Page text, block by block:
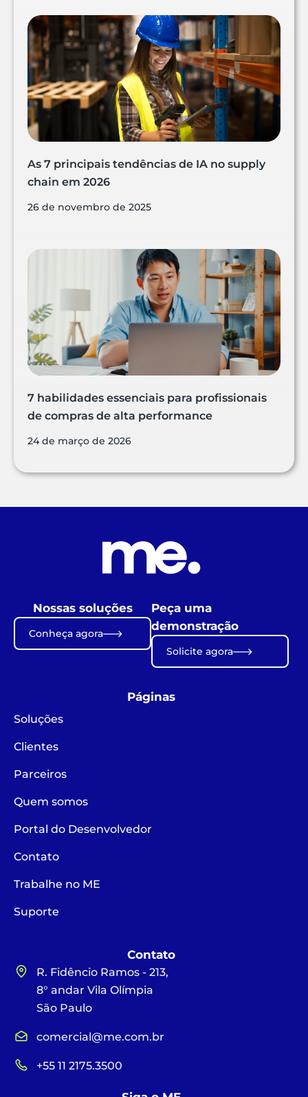
As 7 principais tendências de IA no supply
chain em 2026
26 de novembro de 2025
7 habilidades essenciais para profissionais
de compras de alta performance
24 de março de 2026
Nossas soluções
Conheça agora
Peça uma
demonstração
Solicite agora
Páginas
Soluções
Clientes
Parceiros
Quem somos
Portal do Desenvolvedor
Contato
Trabalhe no ME
Suporte
Contato
R. Fidêncio Ramos - 213,
8° andar Vila Olímpia
São Paulo
comercial@me.com.br
+55 11 2175.3500